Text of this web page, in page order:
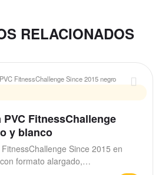
RELACIONADOS
FitnessChallenge
y blanco
Since 2015 en
formato alargado,…